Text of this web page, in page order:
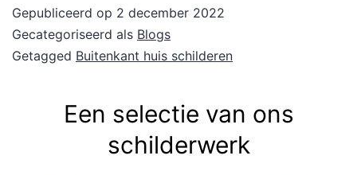
Gepubliceerd op 2 december 2022
Gecategoriseerd als Blogs
Getagged Buitenkant huis schilderen
Een selectie van ons
schilderwerk